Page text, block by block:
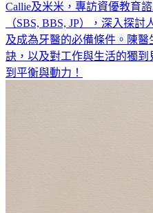
Callie及米米，專訪資優教育
（SBS, BBS, JP），深入探
及成為牙醫的必備條件。陳
訣，以及對工作與生活的獨
到平衡與動力！